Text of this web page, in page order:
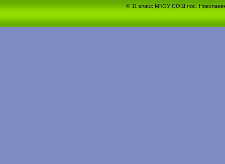
© 11 класс МКОУ СОШ пос.